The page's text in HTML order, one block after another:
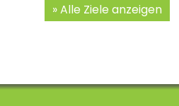
Alle Ziele anzeigen